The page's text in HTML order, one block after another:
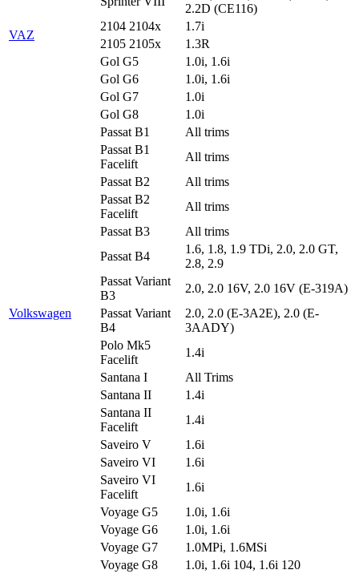
2.2D (CE116)
VAZ
2104 2104x
1.7i
2105 2105x
1.3R
Volkswagen
Gol G5
1.0i, 1.6i
Gol G6
1.0i, 1.6i
Gol G7
1.0i
Gol G8
1.0i
Passat B1
All trims
Passat B1
Facelift
All trims
Passat B2
All trims
Passat B2
Facelift
All trims
Passat B3
All trims
Passat B4
1.6, 1.8, 1.9 TDi, 2.0, 2.0 GT,
2.8, 2.9
Passat Variant
B3
2.0, 2.0 16V, 2.0 16V (E-319A)
Passat Variant
B4
2.0, 2.0 (E-3A2E), 2.0 (E-
3AADY)
Polo Mk5
Facelift
1.4i
Santana I
All Trims
Santana II
1.4i
Santana II
Facelift
1.4i
Saveiro V
1.6i
Saveiro VI
1.6i
Saveiro VI
Facelift
1.6i
Voyage G5
1.0i, 1.6i
Voyage G6
1.0i, 1.6i
Voyage G7
1.0MPi, 1.6MSi
Voyage G8
1.0i, 1.6i 104, 1.6i 120